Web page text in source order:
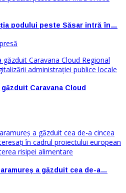
podului peste Săsar intră în…
Caravana Cloud
a găzduit cea de-a…